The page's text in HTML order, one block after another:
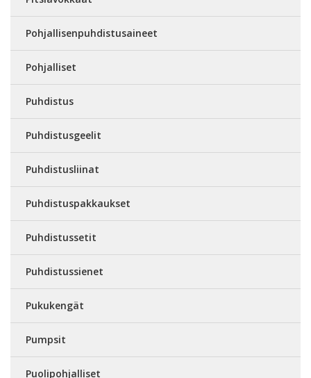
Pohjallisenpuhdistusaineet
Pohjalliset
Puhdistus
Puhdistusgeelit
Puhdistusliinat
Puhdistuspakkaukset
Puhdistussetit
Puhdistussienet
Pukukengät
Pumpsit
Puolipohjalliset